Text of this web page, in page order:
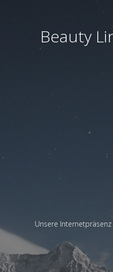
Beauty
Unsere